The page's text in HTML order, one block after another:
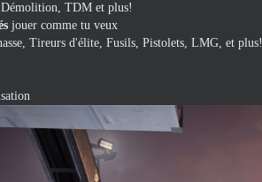
TDM et plus!
jouer comme tu veux
Tireurs d'élite, Fusils, Pistolets, LMG, et plus!